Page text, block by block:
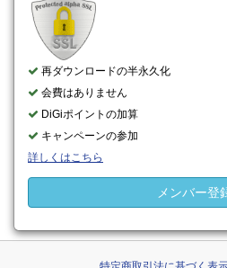
再ダウンロードの半永久化
会費はありません
DiGiポイントの加算
キャンペーンの参加
詳しくはこちら
メンバー登